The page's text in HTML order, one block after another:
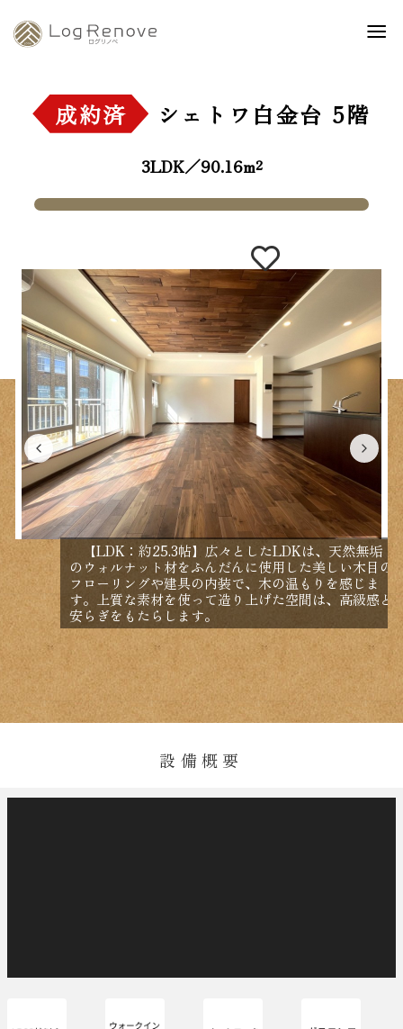
成約済 シェトワ白金台 5階
3LDK／90.16m²
【LDK：約25.3帖】広々としたLDKは、天然無垢
のウォルナット材をふんだんに使用した美しい木目の
フローリングや建具の内装で、木の温もりを感じま
す。上質な素材を使って造り上げた空間は、高級感と
安らぎをもたらします。
設備概要